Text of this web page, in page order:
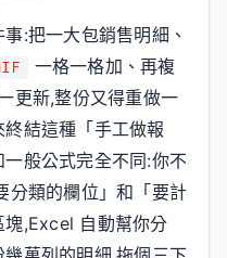
一格一格加、再複
更新,整份又得重做一
結這種「手工做報
般公式完全不同:你不
分類的欄位」和「要計
塊,Excel 自動幫你分